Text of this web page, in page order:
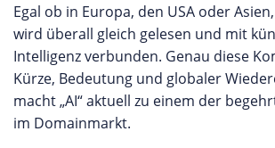
Egal ob in Europa, den USA oder
wird überall gleich gelesen und mit
Intelligenz verbunden. Genau diese
Kürze, Bedeutung und globaler
macht „AI“ aktuell zu einem der
im Domainmarkt.